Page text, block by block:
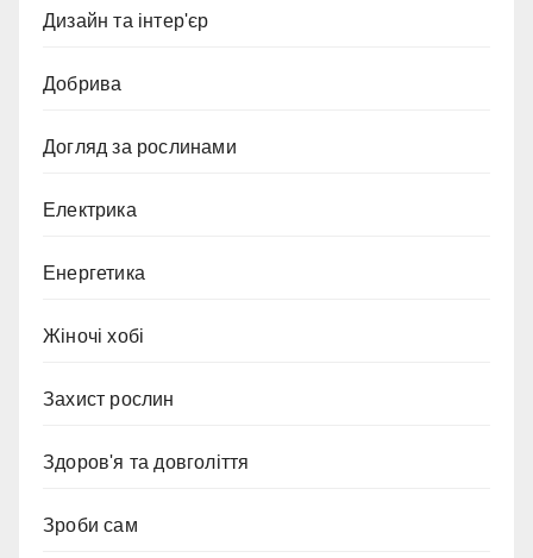
Дизайн та інтер'єр
Добрива
Догляд за рослинами
Електрика
Енергетика
Жіночі хобі
Захист рослин
Здоров'я та довголіття
Зроби сам